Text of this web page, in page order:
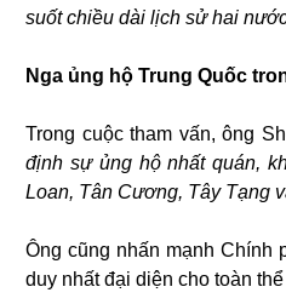
suốt chiều dài lịch sử hai
Nga ủng hộ Trung Quốc
Trong cuộc tham vấn, ông
định sự ủng hộ nhất quán,
Loan, Tân Cương, Tây Tạng
Ông cũng nhấn mạnh Chính
duy nhất đại diện cho toàn